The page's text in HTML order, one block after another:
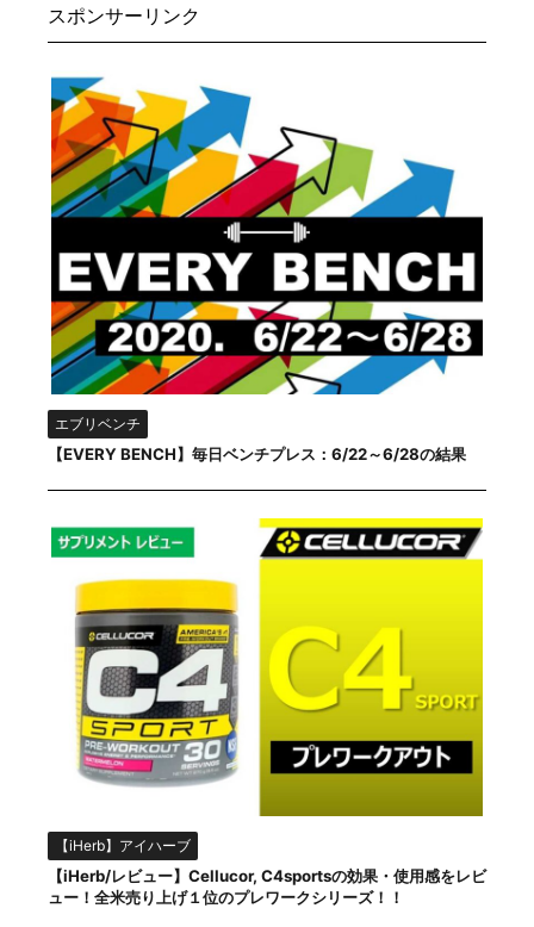
スポンサーリンク
エブリベンチ
【EVERY BENCH】毎日ベンチプレス：6/22～6/28の結果
【iHerb】アイハーブ
【iHerb/レビュー】Cellucor, C4sportsの効果・使用感をレビ
ュー！全米売り上げ１位のプレワークシリーズ！！